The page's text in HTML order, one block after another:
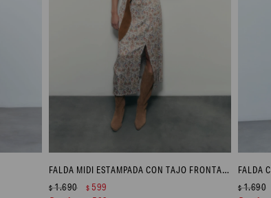
FALDA MIDI ESTAMPADA CON TAJO FRONTAL - MULTICOLOR
$1.690 $ 599 $1.690